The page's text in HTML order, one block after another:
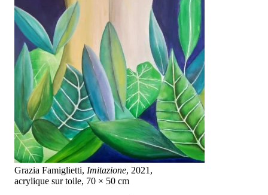
Grazia Famiglietti, Imitazione, 2021,
acrylique sur toile, 70 × 50 cm